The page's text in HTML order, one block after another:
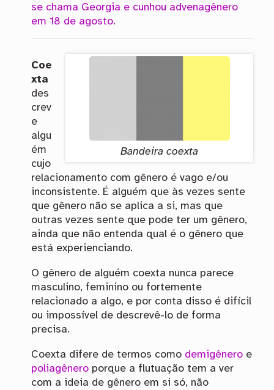
se chama Georgia e cunhou advenagênero
em 18 de agosto.
Bandeira coexta
Coe
xta
des
crev
e
algu
ém
cujo
relacionamento com gênero é vago e/ou
inconsistente. É alguém que às vezes sente
que gênero não se aplica a si, mas que
outras vezes sente que pode ter um gênero,
ainda que não entenda qual é o gênero que
está experienciando.
O gênero de alguém coexta nunca parece
masculino, feminino ou fortemente
relacionado a algo, e por conta disso é difícil
ou impossível de descrevê-lo de forma
precisa.
Coexta difere de termos como demigêneroe
poliagêneroporque a flutuação tem a ver
com a ideia de gênero em si só, não